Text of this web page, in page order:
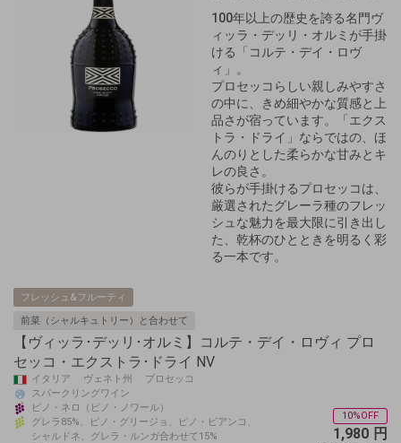
100年以上の歴史を誇る名門ヴ
ィッラ・デッリ・オルミが手掛
ける「コルテ・デイ・ロヴ
ィ」。
プロセッコらしい親しみやすさ
の中に、きめ細やかな質感と上
品さが宿っています。「エクス
トラ・ドライ」ならではの、ほ
んのりとした柔らかな甘みとキ
レの良さ。
彼らが手掛けるプロセッコは、
厳選されたグレーラ種のフレッ
シュな魅力を最大限に引き出し
た、乾杯のひとときを明るく彩
る一本です。
フレッシュ&フルーティ
前菜（シャルキュトリー）と合わせて
【ヴィッラ･デッリ･オルミ】コルテ・デイ・ロヴィ プロ
セッコ・エクストラ･ドライ NV
イタリア ヴェネト州 プロセッコ
スパークリングワイン
ピノ・ネロ（ピノ・ノワール）
グレラ85%、ピノ・グリージョ、ピノ・ビアンコ、
シャルドネ、グレラ・ルンガ合わせて15%
10%OFF
1,980 円